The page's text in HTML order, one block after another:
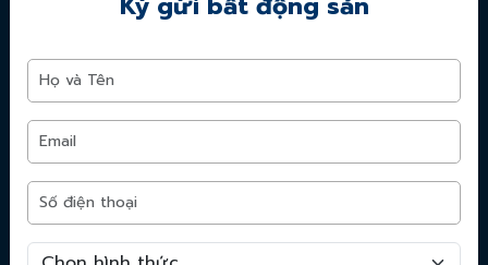
Thịnh Vượng Lands - Kết nối bất động sản
Tự hào là một trong những nhân viên tư vấn Bất động
sản xuất xắc nhất năm 2018 với hơn 100 dự án tư vấn
mua - bán thành công, tôi tự tin giúp bạn với mọi nhu
cầu về bất động sản ở và cho thuê,...